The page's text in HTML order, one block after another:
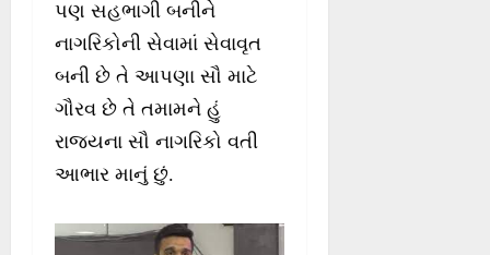
પણ સહભાગી બનીને
નાગરિકોની સેવામાં સેવાવૃત
બની છે તે આપણા સૌ માટે
ગૌરવ છે તે તમામને હું
રાજ્યના સૌ નાગરિકો વતી
આભાર માનું છું.